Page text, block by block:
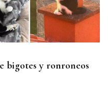
bigotes y ronroneos